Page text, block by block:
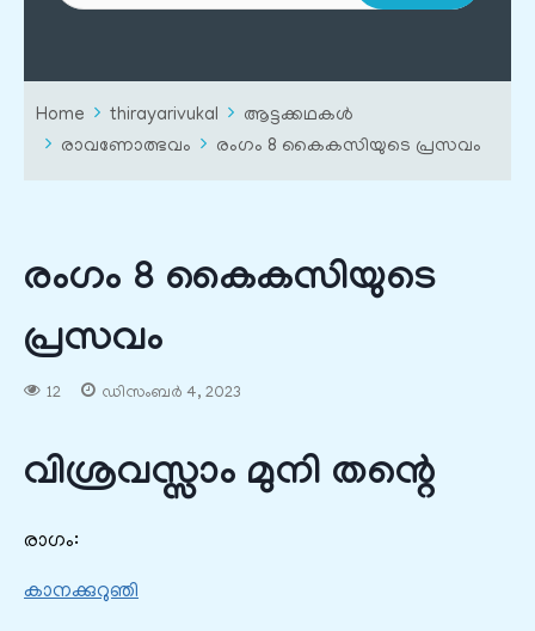
Home thirayarivukal
ആട്ടക്കഥകൾ
രാവണോത്ഭവം
രംഗം 8 കൈകസിയുടെ പ്രസവം
രംഗം 8 കൈകസിയുടെ
പ്രസവം
12 ഡിസംബർ 4, 2023
വിശ്രവസ്സാം മുനി തന്റെ
രാഗം:
കാനക്കുറുഞി